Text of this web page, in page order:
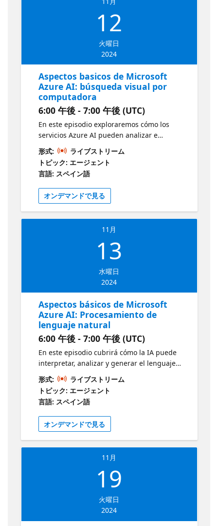
12
火曜日
2024
Aspectos basicos de Microsoft
Azure AI: búsqueda visual por
computadora
6:00 午後 - 7:00 午後 (UTC)
En este episodio exploraremos cómo los
servicios Azure AI pueden analizar e
interpretar imágenes para diversas
aplicaciones, como el reconocimiento facial y
el análisis de objetos. Además, demuestra
cómo implementar e integrar estas
soluciones en proyectos reales. Objetivos:
Aspectos básicos de Computer Vision
Aspectos básicos del reconocimiento facial
Aspectos básicos del reconocimiento óptico
de caracteres Guía de estudio del examen
形式:
ライブストリーム
トピック: エージェント
言語: スペイン語
オンデマンドで見る
11月
13
水曜日
2024
Aspectos básicos de Microsoft
Azure AI: Procesamiento de
lenguaje natural
6:00 午後 - 7:00 午後 (UTC)
En este episodio cubrirá cómo la IA puede
interpretar, analizar y generar el lenguaje
humano. Explora los servicios de Azure que
facilitan el procesamiento de texto, voz y
lenguaje natural, así como sus aplicaciones
prácticas en chatbots, análisis de
sentimientos y traducción automática.
Objetivos: Aspectos básicos del análisis de
texto con el servicio de lenguaje Aspectos
básicos de la respuesta a preguntas con el
servicio de lenguaje Aspectos básicos del
reconocimiento del lenguaje conversacional
Guía de estudio del examen AI-900
形式:
ライブストリーム
トピック: エージェント
言語: スペイン語
オンデマンドで見る
11月
19
火曜日
2024